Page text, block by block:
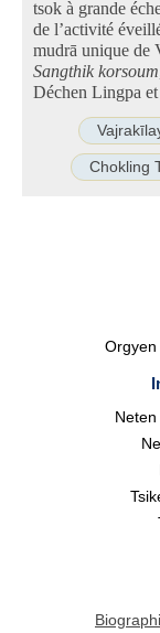
tsok à grande
de l’activité
mudrā unique de
Sangthik korsoum
Déchen Lingpa
Chokling